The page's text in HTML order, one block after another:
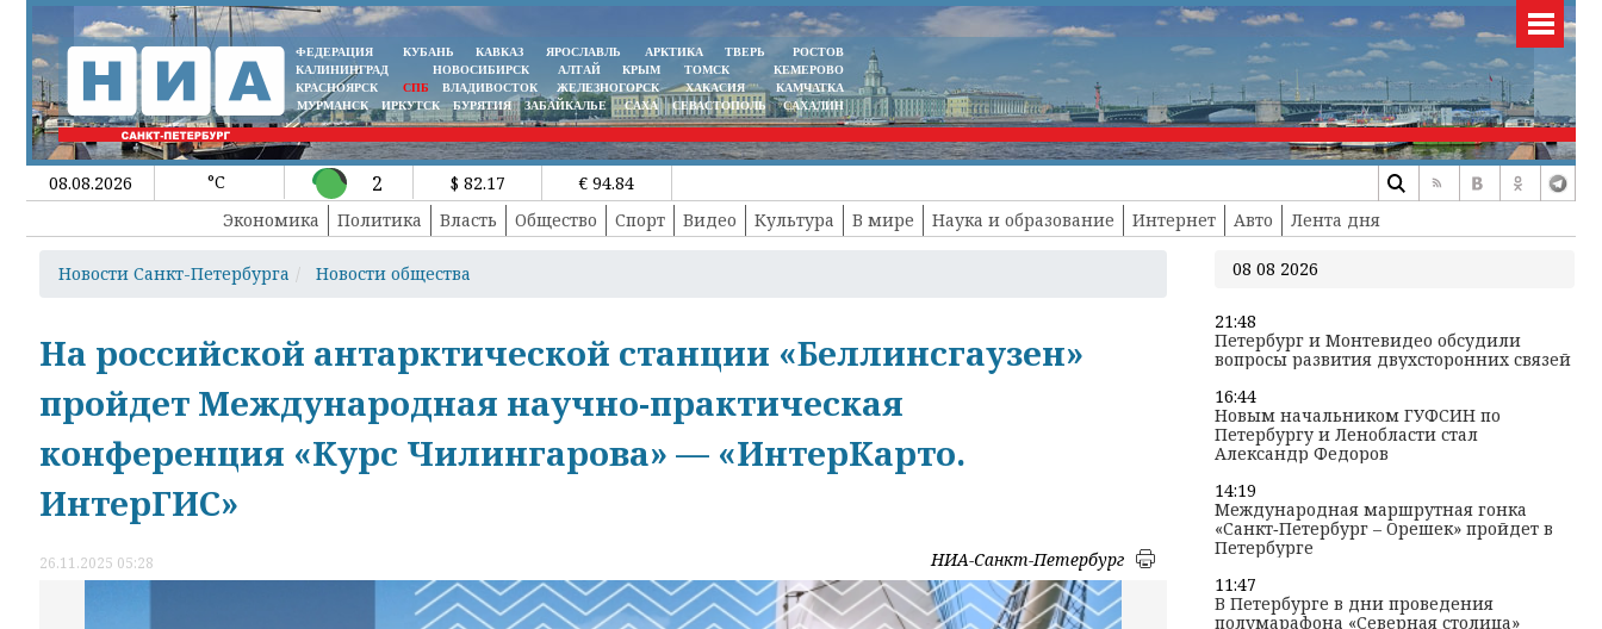
ФЕДЕРАЦИЯ КУБАНЬ КАВКАЗ ЯРОСЛАВЛЬ АРКТИКА ТВЕРЬ
РОСТОВ
КАЛИНИНГРАД
НОВОСИБИРСК АЛТАЙ КРЫМ ТОМСК
КЕМЕРОВО
КРАСНОЯРСК
СПБ ВЛАДИВОСТОК ЖЕЛЕЗНОГОРСК ХАКАСИЯ
КАМЧАТКА
МУРМАНСК
ИРКУТСК БУРЯТИЯ ЗАБАЙКАЛЬЕ САХА СЕВАСТОПОЛЬ САХАЛИН
08.08.2026 °C 2 $ 82.17
€ 94.84
Экономика
Политика Власть Общество Спорт Видео Культура В мире Наука и образование Интернет Авто Лента дня
Новости Санкт-Петербурга Новости общества
На российской антарктической станции «Беллинсгаузен»
пройдет Международная научно-практическая
конференция «Курс Чилингарова» — «ИнтерКарто.
ИнтерГИС»
26.11.2025 05:28 НИА-Санкт-Петербург
08 08 2026
21:48
Петербург и Монтевидео обсудили
вопросы развития двухсторонних связей
16:44
Новым начальником ГУФСИН по
Петербургу и Ленобласти стал
Александр Федоров
14:19
Международная маршрутная гонка
«Санкт‑Петербург – Орешек» пройдет в
Петербурге
11:47
В Петербурге в дни проведения
полумарафона «Северная столица»